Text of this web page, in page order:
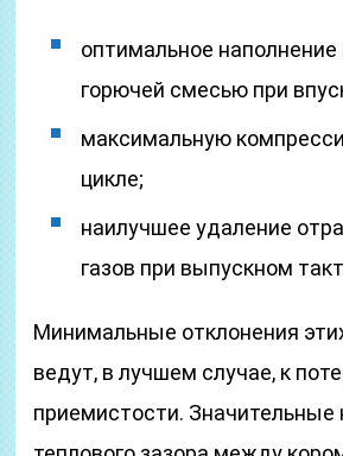
оптимальное
горючей смесью при
максимальную
цикле;
наилучшее удаление
газов при выпускном
Минимальные отклонения
ведут, в лучшем случае, к
приемистости. Значительные